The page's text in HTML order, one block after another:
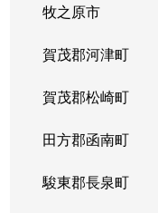
牧之原市
賀茂郡河津町
賀茂郡松崎町
田方郡函南町
駿東郡長泉町